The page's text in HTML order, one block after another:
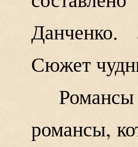
Данченко.
Сюжет
романсы,